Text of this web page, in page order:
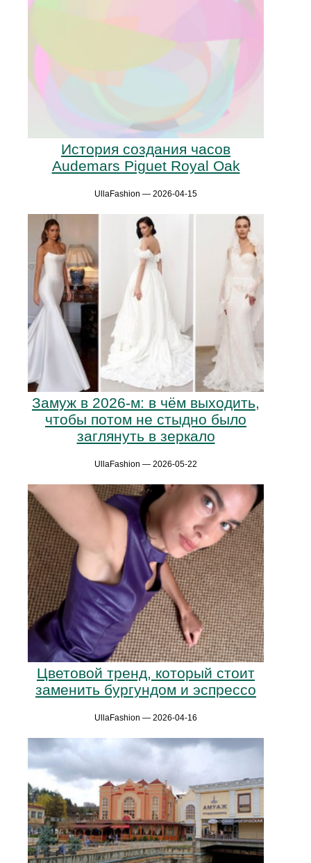
История создания часов
Audemars Piguet Royal Oak
UllaFashion — 2026-04-15
Замуж в 2026-м: в чём выходить,
чтобы потом не стыдно было
заглянуть в зеркало
UllaFashion — 2026-05-22
Цветовой тренд, который стоит
заменить бургундом и эспрессо
UllaFashion — 2026-04-16